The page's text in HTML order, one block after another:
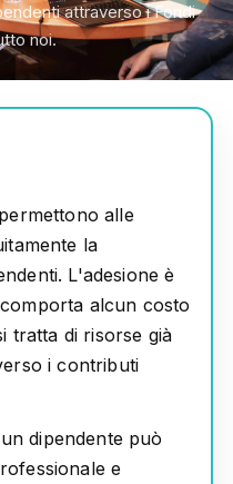
attraverso i Fondi
noi.
alle
la
L'adesione è
alcun costo
tratta di risorse già
i contributi
dipendente può
e